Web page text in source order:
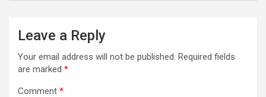
Leave a Reply
Your email address will not be published. Required fields
are marked *
Comment *